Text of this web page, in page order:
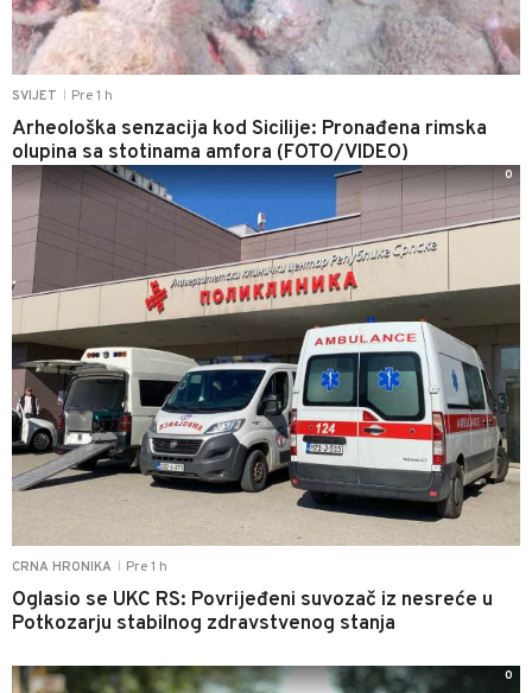
SVIJET Pre 1 h
Arheološka senzacija kod Sicilije: Pronađena rimska
olupina sa stotinama amfora (FOTO/VIDEO)
CRNA HRONIKA Pre 1 h
Oglasio se UKC RS: Povrijeđeni suvozač iz nesreće u
Potkozarju stabilnog zdravstvenog stanja
0
0